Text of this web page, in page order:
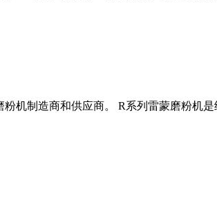
机制造商和供应商。 R系列雷蒙磨粉机